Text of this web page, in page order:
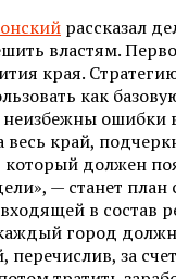
рассказал
властям.
края.
как
неизбежны
край,
должен
— станет план
в состав
город
за